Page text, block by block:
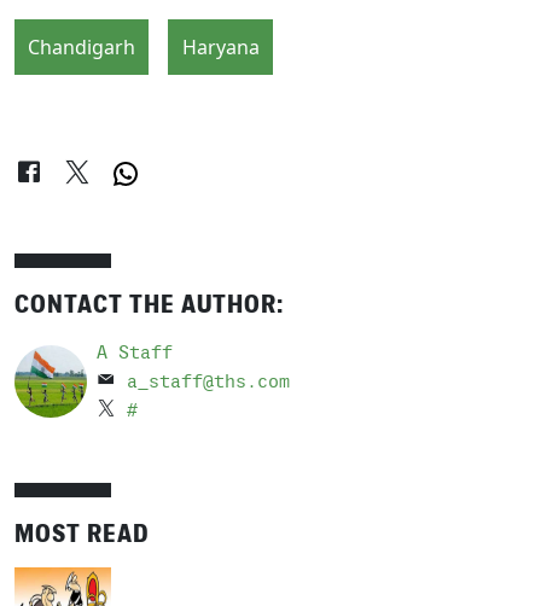
Chandigarh Haryana
CONTACT THE AUTHOR:
A Staff
a_staff@ths.com
#
MOST READ